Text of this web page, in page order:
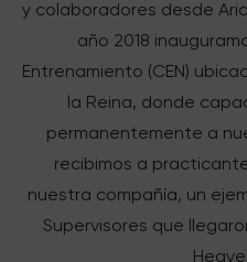
y colaboradores desde
año 2018
Entrenamiento (CEN)
la Reina, donde
permanentemente a
recibimos a
nuestra compañía, un
Supervisores que